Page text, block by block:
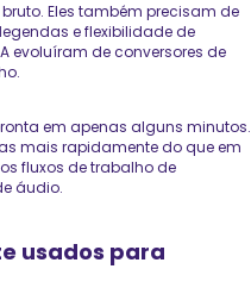
Eles também precisam de
e flexibilidade de
evoluíram de conversores de
em apenas alguns minutos.
mais rapidamente do que em
fluxos de trabalho de
áudio.
usados para